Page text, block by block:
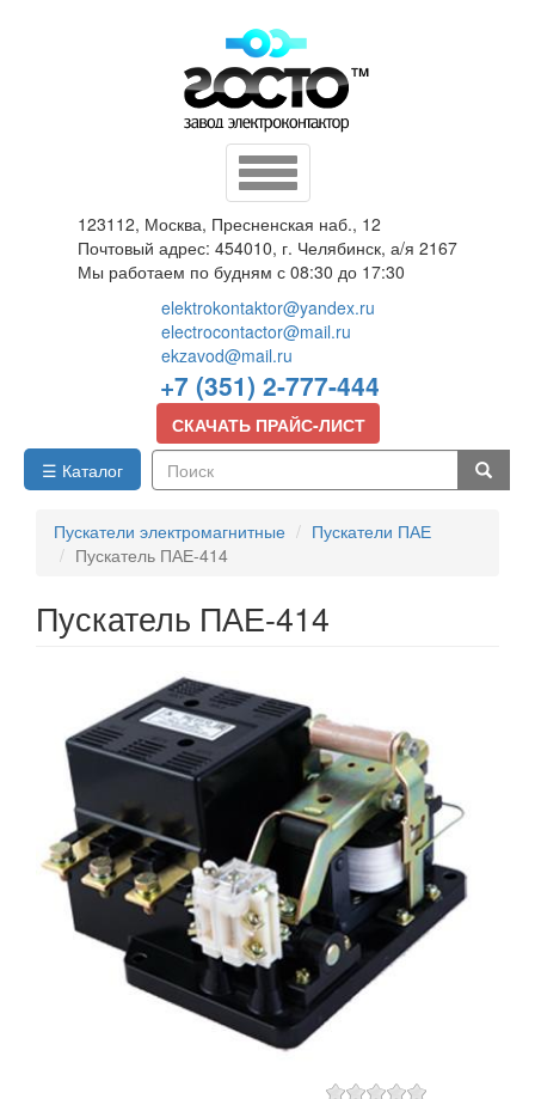
Toggle
navigation
123112, Москва, Пресненская наб., 12
Почтовый адрес: 454010, г. Челябинск, а/я 2167
Мы работаем по будням с 08:30 до 17:30
elektrokontaktor@yandex.ru
electrocontactor@mail.ru
ekzavod@mail.ru
+7 (351) 2-777-444
СКАЧАТЬ ПРАЙС-ЛИСТ
☰ Каталог
Пускатели электромагнитные
Пускатели ПАЕ
Пускатель ПАЕ-414
Пускатель ПАЕ-414